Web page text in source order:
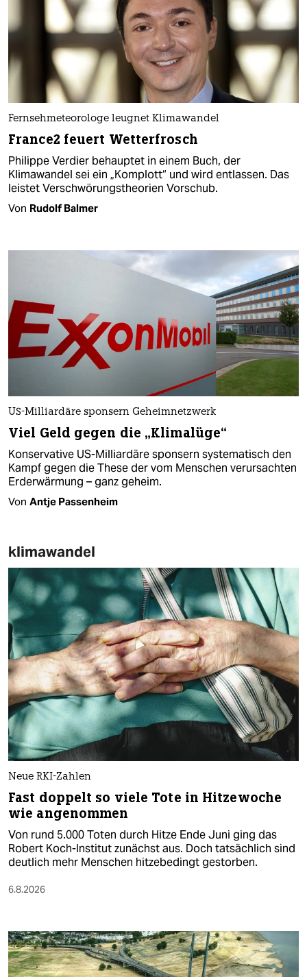
Fernsehmeteorologe leugnet Klimawandel
France2 feuert Wetterfrosch
Philippe Verdier behauptet in einem Buch, der
Klimawandel sei ein „Komplott“ und wird entlassen. Das
leistet Verschwörungstheorien Vorschub.
Von Rudolf Balmer
US-Milliardäre sponsern Geheimnetzwerk
Viel Geld gegen die „Klimalüge“
Konservative US-Milliardäre sponsern systematisch den
Kampf gegen die These der vom Menschen verursachten
Erderwärmung – ganz geheim.
Von Antje Passenheim
klimawandel
Neue RKI-Zahlen
Fast doppelt so viele Tote in Hitzewoche
wie angenommen
Von rund 5.000 Toten durch Hitze Ende Juni ging das
Robert Koch-Institut zunächst aus. Doch tatsächlich sind
deutlich mehr Menschen hitzebedingt gestorben.
6.8.2026